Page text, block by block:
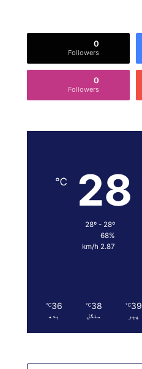
0
Followers
0
Followers
28
℃
28º - 28º
68%
2.87 km/h
39
℃
پیر
38
℃
منگل
36
℃
بدھ